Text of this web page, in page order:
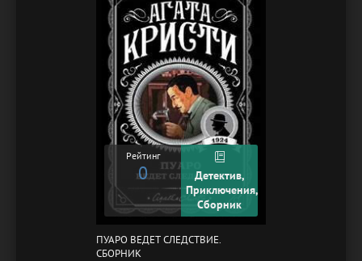
Рейтинг
0
Детектив,
Приключения,
Сборник
ПУАРО ВЕДЕТ СЛЕДСТВИЕ.
СБОРНИК